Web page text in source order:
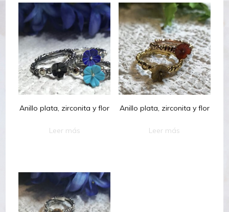
Anillo plata, zirconita y flor
Leer más
Anillo plata, zirconita y flor
Leer más